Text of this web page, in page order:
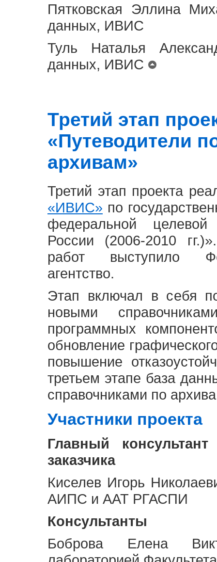
Пятковская Эллина
данных, ИВИС
Туль Наталья
данных, ИВИС
Третий этап
«Путеводители
архивам»
Третий этап проекта
«ИВИС» по
федеральной
России (2006-2010
работ выступило
агентство.
Этап включал в себя
новыми
программных
обновление
повышение
третьем этапе база
справочниками по
Участники проекта
Главный
заказчика
Киселев Игорь
АИПС и ААТ РГАСПИ
Консультанты
Боброва Елена